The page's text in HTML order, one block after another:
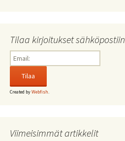
Tilaa kirjoitukset sähköpostiin
Created byWebfish.
Viimeisimmät artikkelit